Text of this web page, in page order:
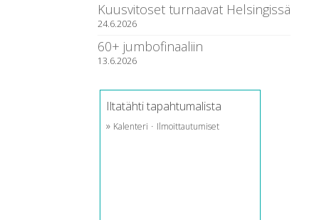
Kuusvitoset turnaavat Helsingissä
24.6.2026
60+ jumbofinaaliin
13.6.2026
Iltatähti tapahtumalista
» Kalenteri · Ilmoittautumiset